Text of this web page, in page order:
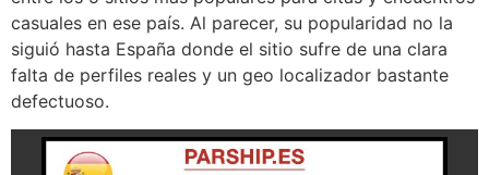
casuales en ese país. Al parecer, su popularidad no la
siguió hasta España donde el sitio sufre de una clara
falta de perfiles reales y un geo localizador bastante
defectuoso.